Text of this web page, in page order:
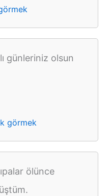
günleriniz olsun
görmek
ölünce